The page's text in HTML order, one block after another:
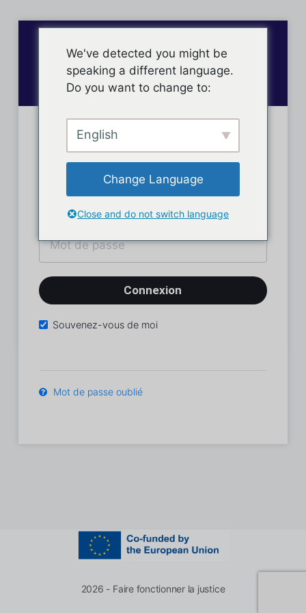
Connexion des membres
Souvenez-vous de moi
Mot de passe oublié
2026 - Faire fonctionner la justice
We've detected you might be
speaking a different language.
Do you want to change to:
English
Change Language
Close and do not switch language